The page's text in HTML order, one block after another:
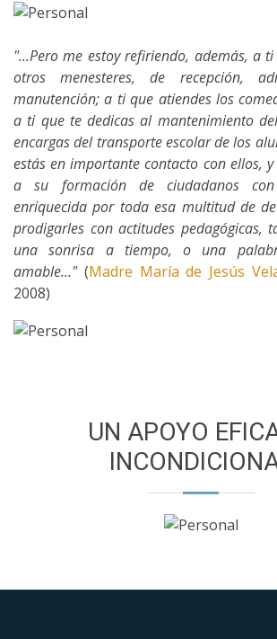
"...Pero me estoy refiriendo, además, a
otros menesteres, de recepción,
manutención; a ti que atiendes los
a ti que te dedicas al mantenimiento
encargas del transporte escolar de los
estás en importante contacto con ellos,
a su formación de ciudadanos
enriquecida por toda esa multitud de
prodigarles con actitudes pedagógicas,
una sonrisa a tiempo, o una
amable..." (Madre María de Jesús
2008)
UN APOYO